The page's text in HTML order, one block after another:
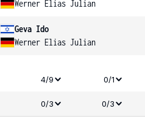
Werner Elias Julian
Geva Ido
Werner Elias Julian
4/9 0/1
0/3 0/3